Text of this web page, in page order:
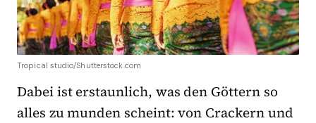
Tropical studio/Shutterstock.com
Dabei ist erstaunlich, was den Göttern so
alles zu munden scheint: von Crackern und